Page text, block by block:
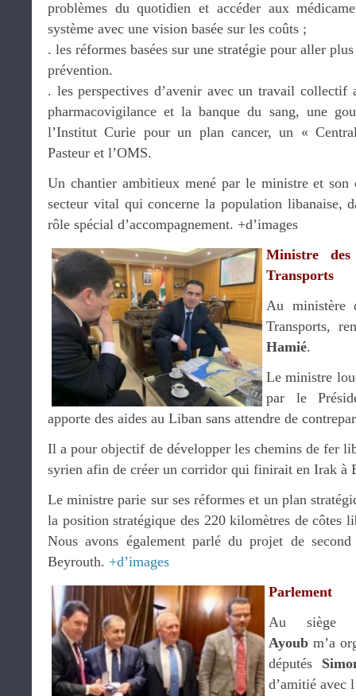
problèmes du quotidien et accéder aux
système avec une vision basée sur les coûts ;
. les réformes basées sur une stratégie pour aller
prévention.
. les perspectives d’avenir avec un travail collectif
pharmacovigilance et la banque du sang, une
l’Institut Curie pour un plan cancer, un «
Pasteur et l’OMS.
Un chantier ambitieux mené par le ministre et
secteur vital qui concerne la population libanaise,
rôle spécial d’accompagnement. +d’images
Ministre
Transports
Au ministère
Transports,
Hamié.
Le ministre
par le
apporte des aides au Liban sans attendre de
Il a pour objectif de développer les chemins de fer
syrien afin de créer un corridor qui finirait en Irak à
Le ministre parie sur ses réformes et un plan
la position stratégique des 220 kilomètres de côtes
Nous avons également parlé du projet de
Beyrouth. +d’images
Parlement
Au siège
Ayoub m’a
députés
d’amitié avec